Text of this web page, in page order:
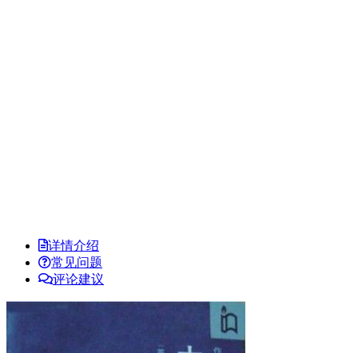
详情介绍
常见问题
评论建议